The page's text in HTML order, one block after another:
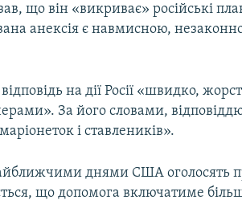
що він «викриває» російські
анексія є навмисною,
на дії Росії «швидко,
За його словами, відповіддю
і ставлеників».
днями США оголосять
що допомога включатиме